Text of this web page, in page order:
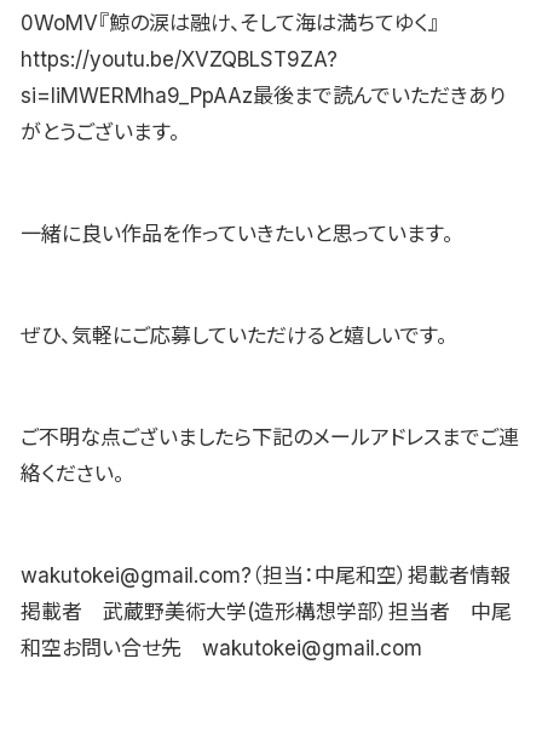
0WoMV『鯨の涙は融け、そして海は満ちてゆく』
https://youtu.be/XVZQBLST9ZA?
si=liMWERMha9_PpAAz最後まで読んでいただきあり
がとうございます。
一緒に良い作品を作っていきたいと思っています。
ぜひ、気軽にご応募していただけると嬉しいです。
ご不明な点ございましたら下記のメールアドレスまでご連
絡ください。
wakutokei@gmail.com?（担当：中尾和空）掲載者情報
掲載者 武蔵野美術大学(造形構想学部）担当者 中尾
和空お問い合せ先 wakutokei@gmail.com